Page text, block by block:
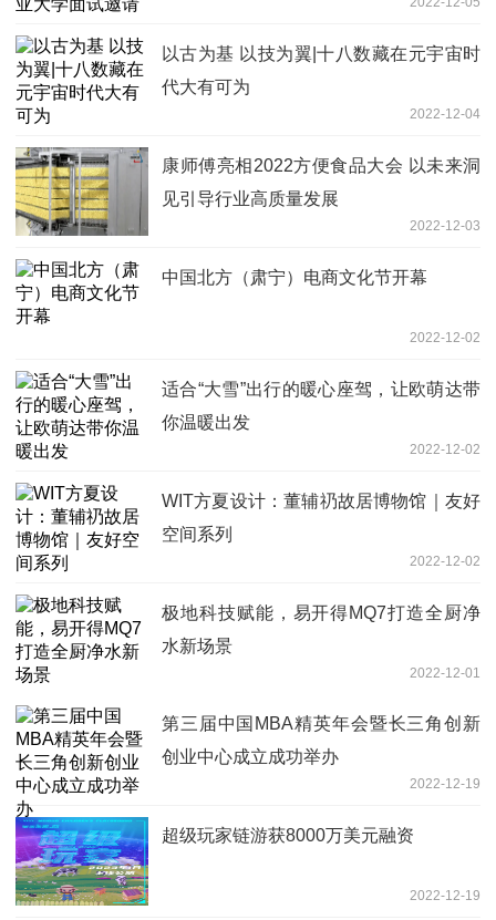
以古为基 以技为翼|十八数藏在元宇宙时
代大有可为
2022-12-04
康师傅亮相2022方便食品大会 以未来洞
见引导行业高质量发展
2022-12-03
中国北方（肃宁）电商文化节开幕
2022-12-02
适合“大雪”出行的暖心座驾，让欧萌达带
你温暖出发
2022-12-02
WIT方夏设计：董辅礽故居博物馆｜友好
空间系列
2022-12-02
极地科技赋能，易开得MQ7打造全厨净
水新场景
2022-12-01
第三届中国MBA精英年会暨长三角创新
创业中心成立成功举办
2022-12-19
超级玩家链游获8000万美元融资
2022-12-19